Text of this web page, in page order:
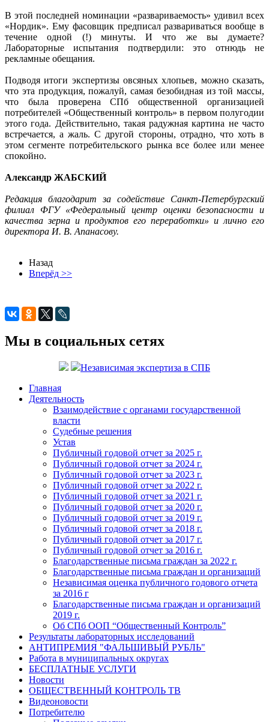
В этой последней номинации «развариваемость» удивил всех
«Нордик». Ему фасовщик предписал развариваться вообще в
течение одной (!) минуты. И что же вы думаете?
Лабораторные испытания подтвердили: это отнюдь не
рекламные обещания.
Подводя итоги экспертизы овсяных хлопьев, можно сказать,
что эта продукция, пожалуй, самая безобидная из той массы,
что была проверена СПб общественной организацией
потребителей «Общественный контроль» в первом полугодии
этого года. Действительно, такая радужная картина не часто
встречается, а жаль. С другой стороны, отрадно, что хоть в
этом сегменте потребительского рынка все более или менее
спокойно.
Александр ЖАБСКИЙ
Редакция благодарит за содействие Санкт-Петербургский
филиал ФГУ «Федеральный центр оценки безопасности и
качества зерна и продуктов его переработки» и лично его
директора И. В. Апанасову.
Назад
Вперёд >>
Мы в социальных сетях
Независимая экспертиза в СПБ
Главная
Деятельность
Взаимодействие с органами государственной
власти
Судебные решения
Устав
Публичный годовой отчет за 2025 г.
Публичный годовой отчет за 2024 г.
Публичный годовой отчет за 2023 г.
Публичный годовой отчет за 2022 г.
Публичный годовой отчет за 2021 г.
Публичный годовой отчет за 2020 г.
Публичный годовой отчет за 2019 г.
Публичный годовой отчет за 2018 г.
Публичный годовой отчет за 2017 г.
Публичный годовой отчет за 2016 г.
Благодарственные письма граждан за 2022 г.
Благодарственные письма граждан и организаций
Независимая оценка публичного годового отчета
за 2016 г
Благодарственные письма граждан и организаций
2019 г.
Об СПб ООП “Общественный Контроль”
Результаты лабораторных исследований
АНТИПРЕМИЯ "ФАЛЬШИВЫЙ РУБЛЬ"
Работа в муниципальных округах
БЕСПЛАТНЫЕ УСЛУГИ
Новости
ОБЩЕСТВЕННЫЙ КОНТРОЛЬ ТВ
Видеоновости
Потребителю